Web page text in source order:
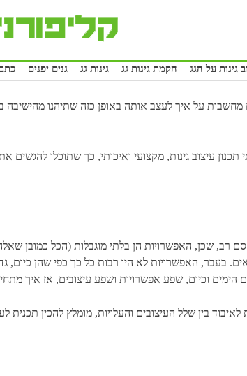
גנים יפנים גינות גג הקמת גינות גג גינות על הגג
מחשבות על איך לעצב אותה באופן כזה שתיהנו
תכנון עיצוב גינות, מקצועי ואיכותי, כך שתוכלו
קסם רב, שכן, האפשרויות הן בלתי מוגבלות (הכל כמובן
בעבר, האפשרויות לא היו רבות כל כך כפי שהן כיום,
הימים וכיום, שפע אפשרויות ושפע עיצובים, אז איך
בין שלל העיצובים והעלויות, מומלץ להכין תכנית